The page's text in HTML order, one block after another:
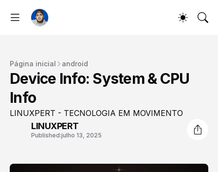
Página inicial android
Device Info: System & CPU
Info
LINUXPERT - TECNOLOGIA EM MOVIMENTO
LINUXPERT
Published:julho 13, 2025